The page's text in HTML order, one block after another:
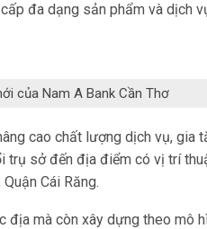
đa dạng sản phẩm và dịch
của Nam A Bank Cần Thơ
cao chất lượng dịch vụ, gia
trụ sở đến địa điểm có vị trí
Cái Răng.
địa mà còn xây dựng theo mô